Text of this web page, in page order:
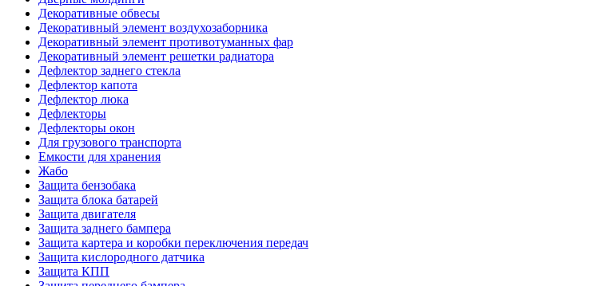
Декоративные обвесы
Декоративный элемент воздухозаборника
Декоративный элемент противотуманных фар
Декоративный элемент решетки радиатора
Дефлектор заднего стекла
Дефлектор капота
Дефлектор люка
Дефлекторы
Дефлекторы окон
Для грузового транспорта
Емкости для хранения
Жабо
Защита бензобака
Защита блока батарей
Защита двигателя
Защита заднего бампера
Защита картера и коробки переключения передач
Защита кислородного датчика
Защита КПП